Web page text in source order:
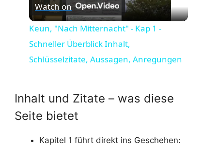
l
a
i
Watch on
Keun, "Nach Mitternacht" - Kap 1 -
Schneller Überblick Inhalt,
Schlüsselzitate, Aussagen, Anregungen
Inhalt und Zitate – was diese
Seite bietet
Kapitel 1 führt direkt ins Geschehen: